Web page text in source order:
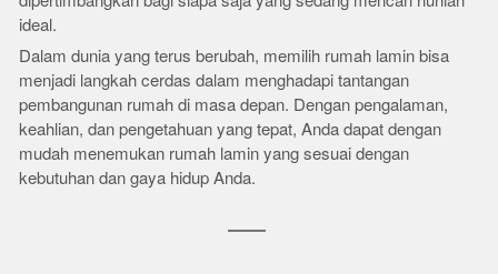
ideal.
Dalam dunia yang terus berubah, memilih rumah lamin bisa
menjadi langkah cerdas dalam menghadapi tantangan
pembangunan rumah di masa depan. Dengan pengalaman,
keahlian, dan pengetahuan yang tepat, Anda dapat dengan
mudah menemukan rumah lamin yang sesuai dengan
kebutuhan dan gaya hidup Anda.